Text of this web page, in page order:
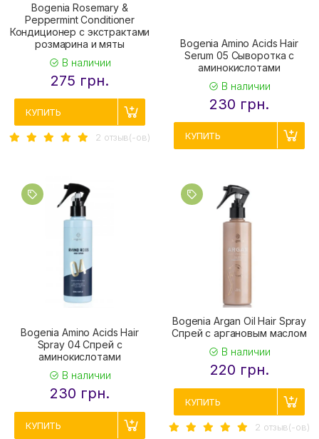
Bogenia Rosemary &
Peppermint Conditioner
Кондиционер с экстрактами
розмарина и мяты
В наличии
275 грн.
КУПИТЬ
2 отзыв(-ов)
Bogenia Amino Acids Hair
Serum 05 Сыворотка с
аминокислотами
В наличии
230 грн.
КУПИТЬ
Bogenia Amino Acids Hair
Spray 04 Спрей с
аминокислотами
В наличии
230 грн.
КУПИТЬ
Bogenia Argan Oil Hair Spray
Спрей с аргановым маслом
В наличии
220 грн.
КУПИТЬ
2 отзыв(-ов)